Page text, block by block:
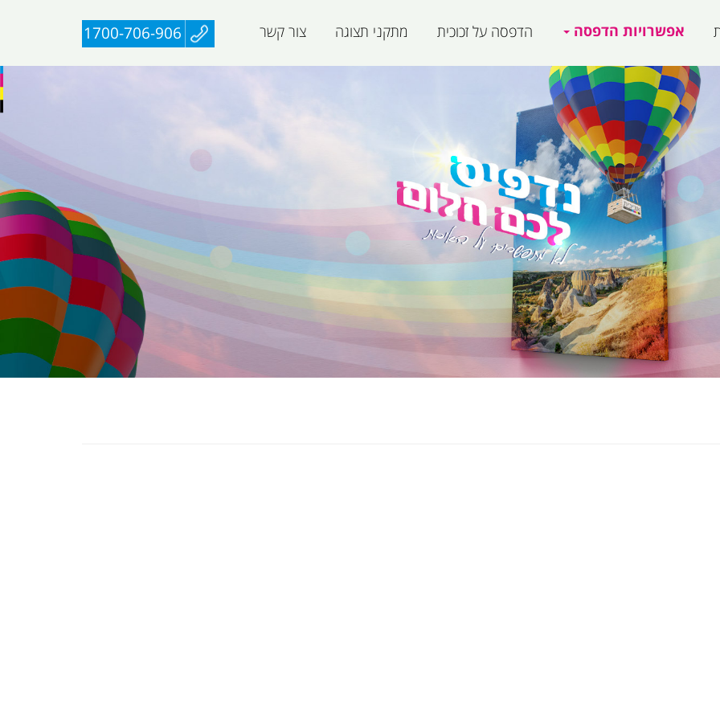
1700-706-906 אפשרויות הדפסה הדפסה על זכוכית מתקני תצוגה צור קשר